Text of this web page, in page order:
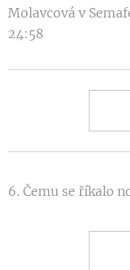
Molavcová v
24:58
6. Čemu se říkalo